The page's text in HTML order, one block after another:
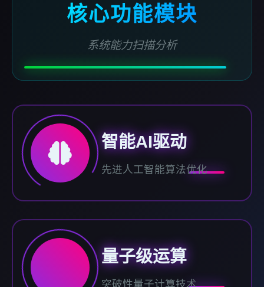
核心功能模块
系统能力扫描分析
智能AI驱动
先进人工智能算法优化
量子级运算
突破性量子计算技术